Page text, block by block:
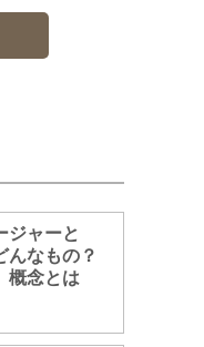
ジャーと
んなもの？
概念とは